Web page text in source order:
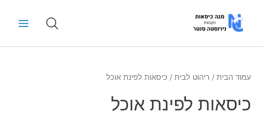
Menu
עמוד הבית / ריהוט לבית / כיסאות לפינת אוכל
כיסאות לפינת אוכל